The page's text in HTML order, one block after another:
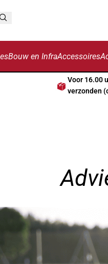
Bouw en InfraAccessoires
Voor 16.00
verzonden